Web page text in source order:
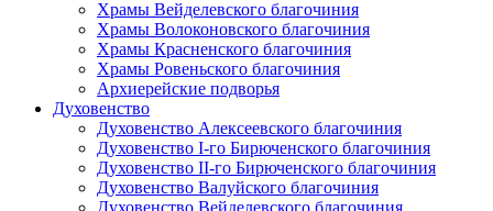
Храмы Вейделевского благочиния
Храмы Волоконовского благочиния
Храмы Красненского благочиния
Храмы Ровеньского благочиния
Архиерейские подворья
Духовенство
Духовенство Алексеевского благочиния
Духовенство I-го Бирюченского благочиния
Духовенство II-го Бирюченского благочиния
Духовенство Валуйского благочиния
Духовенство Вейделевского благочиния